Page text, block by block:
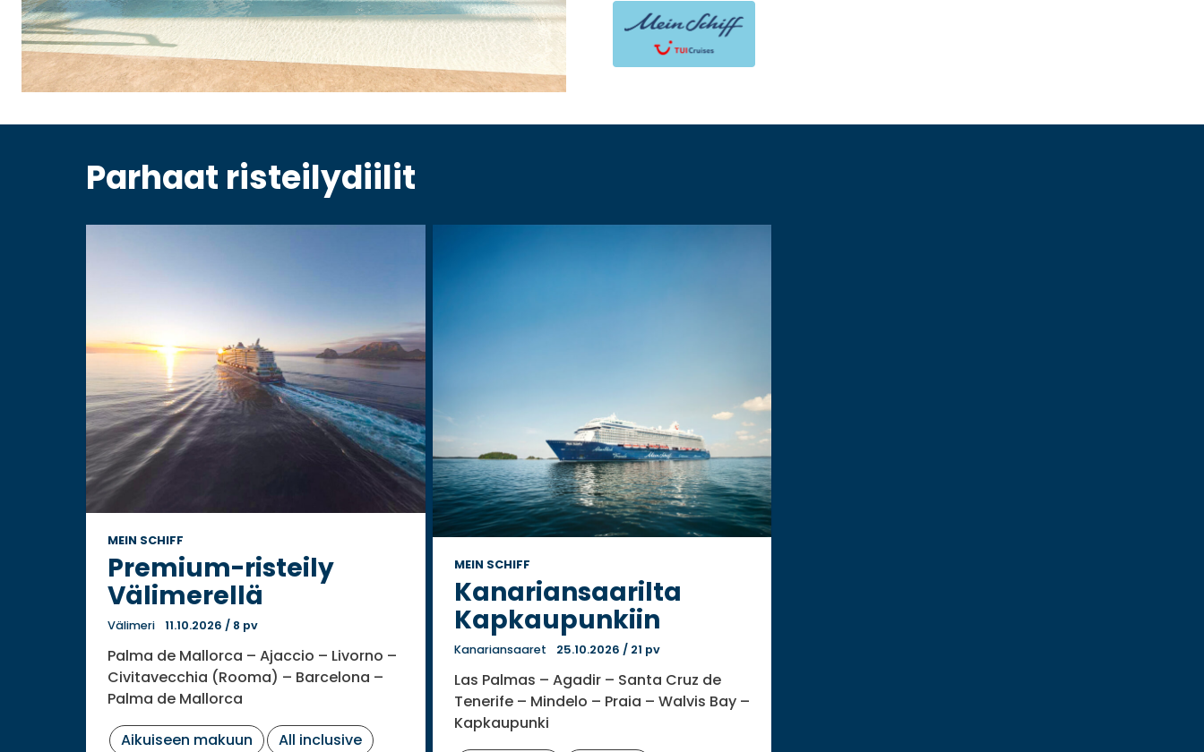
Parhaat risteilydiilit
MEIN SCHIFF
Premium-risteily
Välimerellä
Välimeri 11.10.2026 / 8 pv
Palma de Mallorca – Ajaccio – Livorno –
Civitavecchia (Rooma) – Barcelona –
Palma de Mallorca
Aikuiseen makuun All inclusive
MEIN SCHIFF
Kanariansaarilta
Kapkaupunkiin
Kanariansaaret 25.10.2026 / 21 pv
Las Palmas – Agadir – Santa Cruz de
Tenerife – Mindelo – Praia – Walvis Bay –
Kapkaupunki